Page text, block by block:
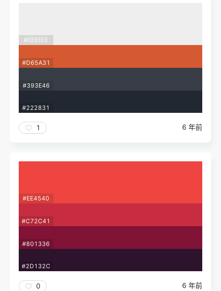
#EEEEEE
#D65A31
#393E46
#222831
1 6 年前
#EE4540
#C72C41
#801336
#2D132C
0 6 年前